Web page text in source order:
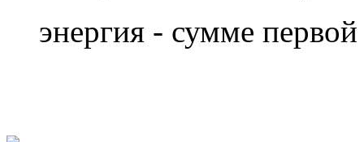
энергия - сумме